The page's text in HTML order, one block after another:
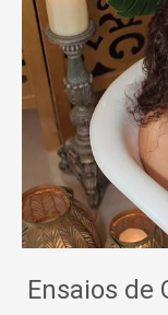
Ensaios de